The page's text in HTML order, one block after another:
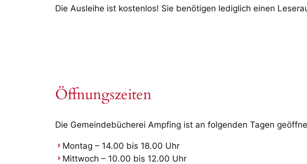
Die Ausleihe ist kostenlos! Sie benötigen lediglich einen
Öffnungszeiten
Die Gemeindebücherei Ampfing ist an folgenden Tagen
Montag – 14.00 bis 18.00 Uhr
Mittwoch – 10.00 bis 12.00 Uhr